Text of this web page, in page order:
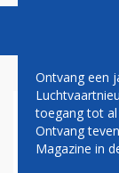
Ontvang een
toegang tot al
Ontvang
Magazine in